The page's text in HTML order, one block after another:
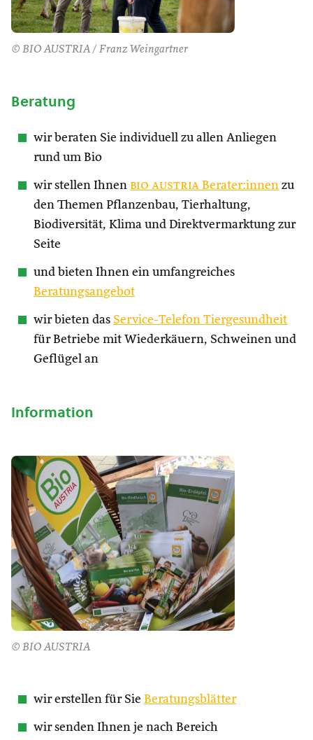
© BIO AUSTRIA / Franz Weingartner
Beratung
wir beraten Sie individuell zu allen Anliegen
rund um Bio
wir stellen Ihnen bio austria Berater:innen zu
den Themen Pflanzenbau, Tierhaltung,
Biodiversität, Klima und Direktvermarktung zur
Seite
und bieten Ihnen ein umfangreiches
Beratungsangebot
wir bieten das Service-Telefon Tiergesundheit
für Betriebe mit Wiederkäuern, Schweinen und
Geflügel an
Information
© BIO AUSTRIA
wir erstellen für Sie Beratungsblätter
wir senden Ihnen je nach Bereich